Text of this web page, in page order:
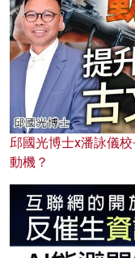
邱國光博士x潘詠儀
動機？